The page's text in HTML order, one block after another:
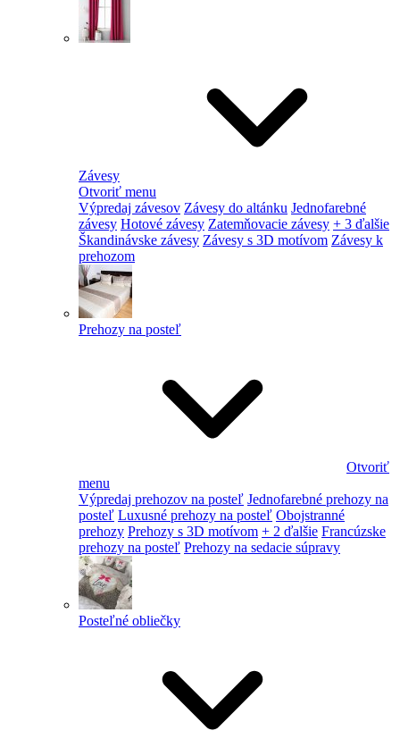
Závesy
Otvoriť menu
Výpredaj závesov Závesy do altánku Jednofarebné
závesy Hotové závesy Zatemňovacie závesy + 3 ďalšie
Škandinávske závesy Závesy s 3D motívom Závesy k
prehozom
Prehozy na posteľ
Otvoriť
menu
Výpredaj prehozov na posteľ Jednofarebné prehozy na
posteľ Luxusné prehozy na posteľ Obojstranné
prehozy Prehozy s 3D motívom + 2 ďalšie Francúzske
prehozy na posteľ Prehozy na sedacie súpravy
Posteľné obliečky